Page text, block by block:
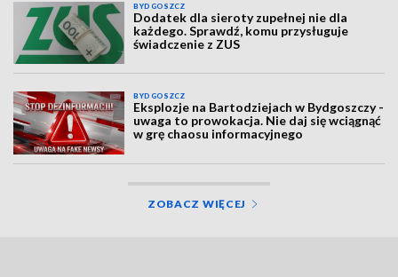
BYDGOSZCZ
Dodatek dla sieroty zupełnej nie dla
każdego. Sprawdź, komu przysługuje
świadczenie z ZUS
BYDGOSZCZ
Eksplozje na Bartodziejach w Bydgoszczy -
uwaga to prowokacja. Nie daj się wciągnąć
w grę chaosu informacyjnego
ZOBACZ WIĘCEJ